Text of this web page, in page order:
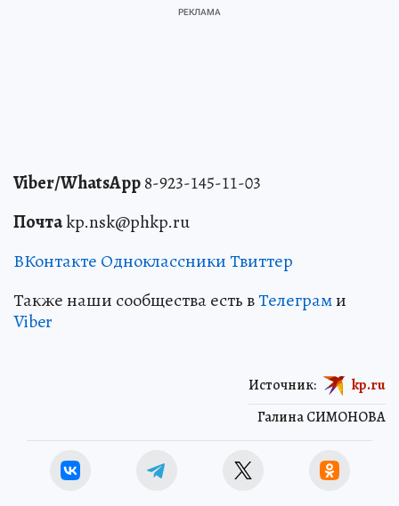
Viber/WhatsApp8-923-145-11-03
Почтаkp.nsk@phkp.ru
ВКонтакте ОдноклассникиТвиттер
Также наши сообщества есть вТелеграми
Viber
Галина СИМОНОВА
Источник: kp.ru